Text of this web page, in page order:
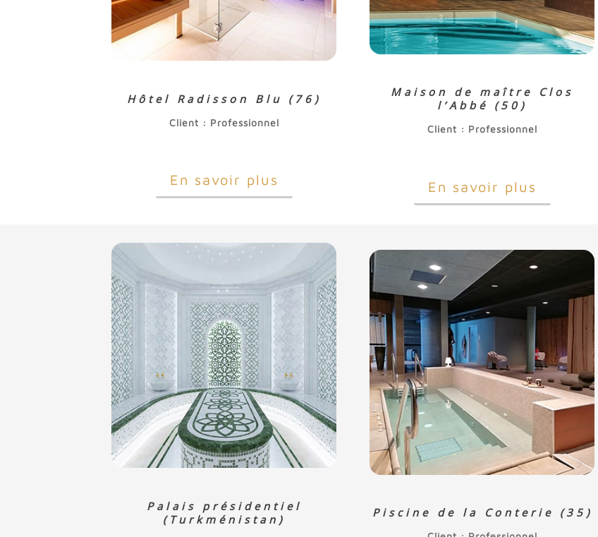
Hôtel Radisson Blu (76)
Client : Professionnel
En savoir plus
Maison de maître Clos
l’Abbé (50)
Client : Professionnel
En savoir plus
Palais présidentiel
(Turkménistan)
Piscine de la Conterie (35)